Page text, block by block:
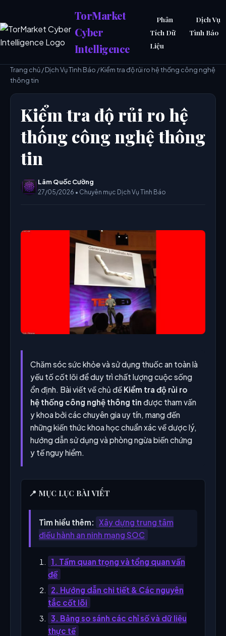
TorMarket
Cyber
Intelligence
Phân
Tích Dữ
Liệu
Dịch Vụ
Tình Báo
Trang chủ/Dịch Vụ Tình Báo / Kiểm tra độ rủi ro hệ thống công nghệ
thông tin
Kiểm tra độ rủi ro hệ
thống công nghệ thông
tin
Lâm Quốc Cường
27/05/2026 • Chuyên mục Dịch Vụ Tình Báo
Chăm sóc sức khỏe và sử dụng thuốc an toàn là
yếu tố cốt lõi để duy trì chất lượng cuộc sống
ổn định. Bài viết về chủ đề Kiểm tra độ rủi ro
hệ thống công nghệ thông tin được tham vấn
y khoa bởi các chuyên gia uy tín, mang đến
những kiến thức khoa học chuẩn xác về dược lý,
hướng dẫn sử dụng và phòng ngừa biến chứng
y tế nguy hiểm.
📍 MỤC LỤC BÀI VIẾT
Tìm hiểu thêm: Xây dựng trung tâm
điều hành an ninh mạng SOC
1. Tầm quan trọng và tổng quan vấn
đề
2. Hướng dẫn chi tiết & Các nguyên
tắc cốt lõi
3. Bảng so sánh các chỉ số và dữ liệu
thực tế